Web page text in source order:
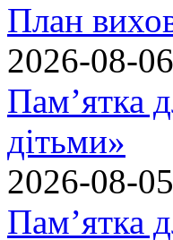
План
2026-08-
Пам’ятка
дітьми»
2026-08-
Пам’ятка